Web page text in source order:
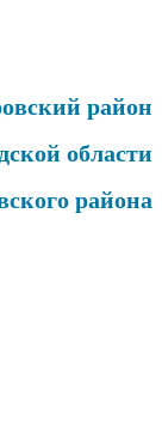
район
области
района